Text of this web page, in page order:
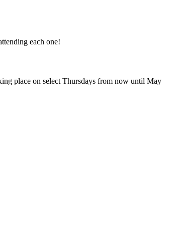
each one!
place on select Thursdays from now until May